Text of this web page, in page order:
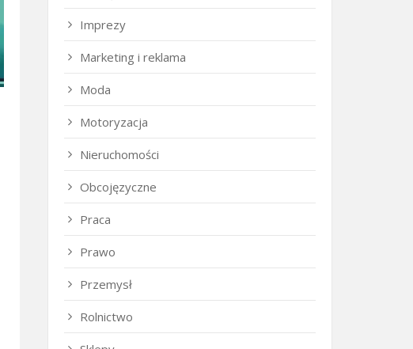
Imprezy
Marketing i reklama
Moda
Motoryzacja
Nieruchomości
Obcojęzyczne
Praca
Prawo
Przemysł
Rolnictwo